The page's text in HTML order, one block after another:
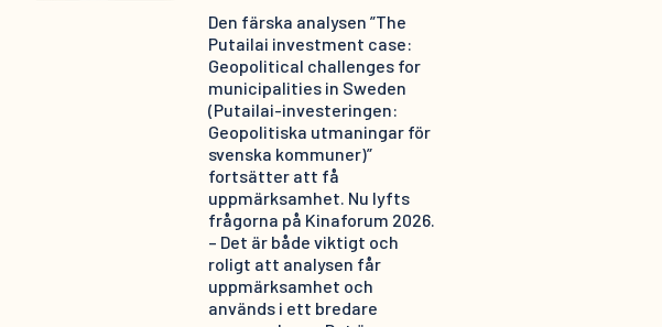
Den färska analysen ”The
Putailai investment case:
Geopolitical challenges for
municipalities in Sweden
(Putailai-investeringen:
Geopolitiska utmaningar för
svenska kommuner)”
fortsätter att få
uppmärksamhet. Nu lyfts
frågorna på Kinaforum 2026.
– Det är både viktigt och
roligt att analysen får
uppmärksamhet och
används i ett bredare